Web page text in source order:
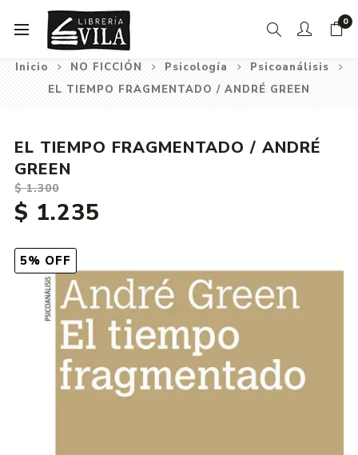
0
Inicio NO FICCIÓN Psicología
Psicoanálisis
EL TIEMPO FRAGMENTADO / ANDRÉ GREEN
5% OFF
EL TIEMPO FRAGMENTADO / ANDRÉ
GREEN
$ 1.300
$ 1.235